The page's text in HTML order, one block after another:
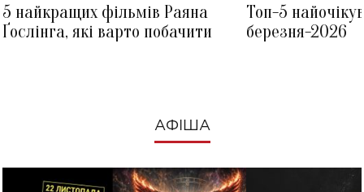
5 найкращих фільмів Раяна
Ґослінга, які варто побачити
Топ-5
березня-2026
АФІША